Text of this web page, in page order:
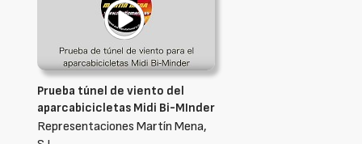
Prueba túnel de viento del
aparcabicicletas Midi Bi-MInder
Representaciones Martín Mena,